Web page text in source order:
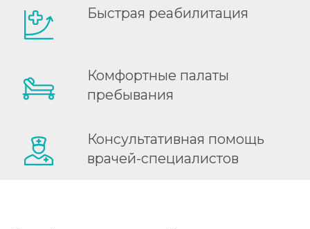
терапии, а также ранее энетральное
питание.
реабилитации дает отличные результаты,
сокращая пребывание пациента в
стационаре без увеличения количества